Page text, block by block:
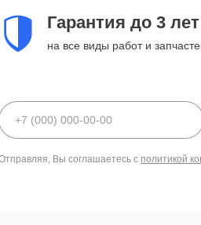
Гарантия до 3 лет
на все виды работ и
Вы соглашаетесь с политикой